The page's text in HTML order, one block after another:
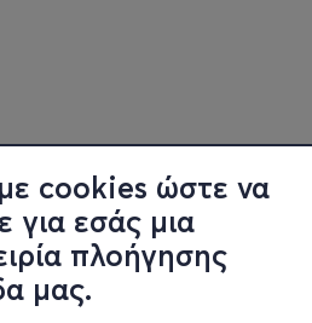
cookies ώστε να
για εσάς μια
πλοήγησης
μας.